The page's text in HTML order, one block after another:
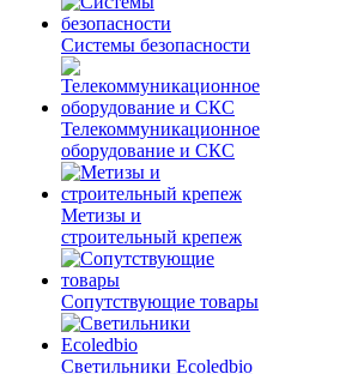
Системы безопасности
Телекоммуникационное
оборудование и СКС
Метизы и
строительный крепеж
Сопутствующие товары
Светильники Ecoledbio